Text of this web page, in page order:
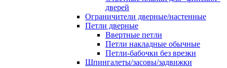
дверей
Ограничители дверные/настенные
Петли дверные
Ввертные петли
Петли накладные обычные
Петли-бабочки без врезки
Шпингалеты/засовы/задвижки